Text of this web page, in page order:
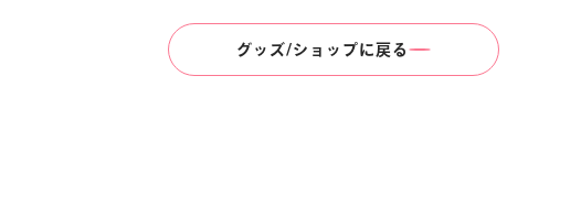
グッズ/ショップに戻る